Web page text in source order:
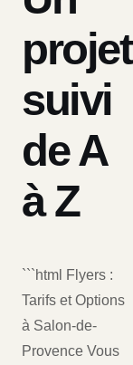
projet
suivi
de A
à Z
```html Flyers :
Tarifs et Options
à Salon-de-
Provence Vous